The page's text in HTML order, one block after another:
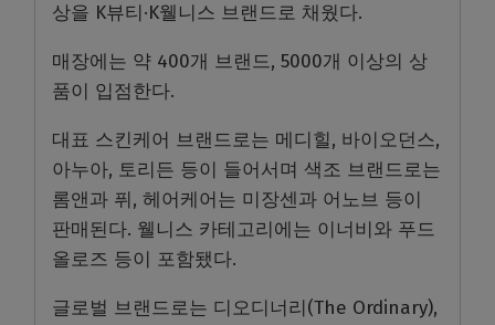
상을 K뷰티·K웰니스 브랜드로 채웠다.
매장에는 약 400개 브랜드, 5000개 이상의 상
품이 입점한다.
대표 스킨케어 브랜드로는 메디힐, 바이오던스,
아누아, 토리든 등이 들어서며 색조 브랜드로는
롬앤과 퓌, 헤어케어는 미장센과 어노브 등이
판매된다. 웰니스 카테고리에는 이너비와 푸드
올로즈 등이 포함됐다.
글로벌 브랜드로는 디오디너리(The Ordinary),